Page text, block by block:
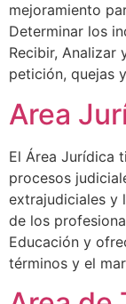
mejoramiento
Determinar los
Recibir, Analizar
petición,
Area
El Área Jurídica
procesos
extrajudiciales y
de los
Educación y
términos y el